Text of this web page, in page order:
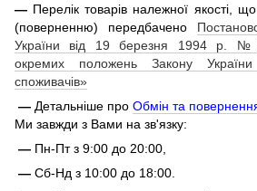
— Перелік товарів належної якості,
(поверненню) передбачено
України від 19 березня 1994 р.
окремих положень Закону
споживачів»
— Детальніше про Обмін та
Ми завжди з Вами на зв'язку:
— Пн-Пт з 9:00 до 20:00,
— Сб-Нд з 10:00 до 18:00.